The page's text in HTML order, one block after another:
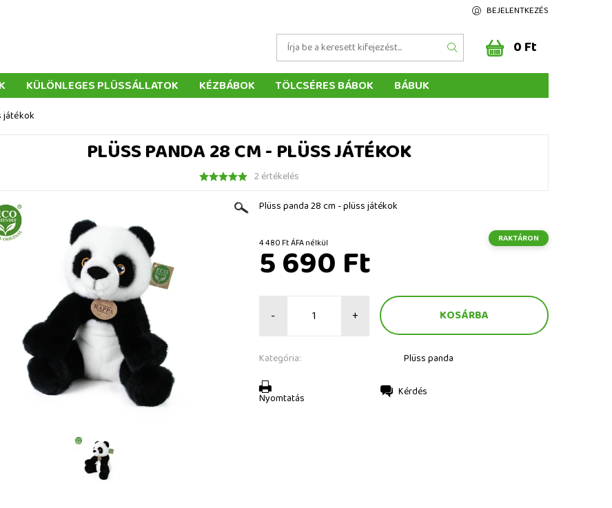
BEJELENTKEZÉS
0 Ft
KÜLÖNLEGES PLÜSSÁLLATOK KÉZBÁBOK TÖLCSÉRES BÁBOK
BÁBUK
játékok
PLÜSS PANDA 28 CM - PLÜSS JÁTÉKOK
2 értékelés
Plüss panda 28 cm - plüss játékok
4 480 Ft ÁFA nélkül RAKTÁRON
5 690 Ft
- +
Kategória: Plüss panda
Nyomtatás Kérdés